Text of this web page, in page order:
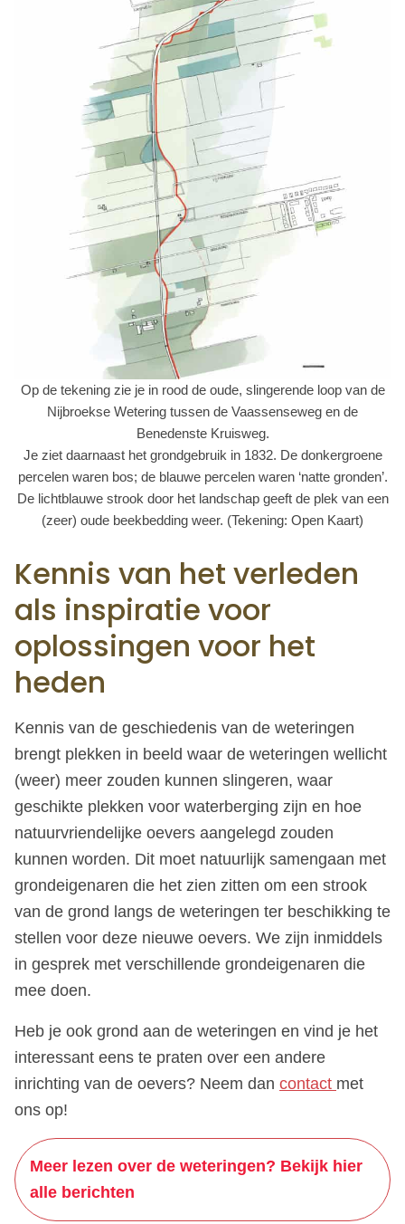
Op de tekening zie je in rood de oude, slingerende loop van de
Nijbroekse Wetering tussen de Vaassenseweg en de
Benedenste Kruisweg.
Je ziet daarnaast het grondgebruik in 1832. De donkergroene
percelen waren bos; de blauwe percelen waren ‘natte gronden’.
De lichtblauwe strook door het landschap geeft de plek van een
(zeer) oude beekbedding weer. (Tekening: Open Kaart)
Kennis van het verleden
als inspiratie voor
oplossingen voor het
heden
Kennis van de geschiedenis van de weteringen
brengt plekken in beeld waar de weteringen wellicht
(weer) meer zouden kunnen slingeren, waar
geschikte plekken voor waterberging zijn en hoe
natuurvriendelijke oevers aangelegd zouden
kunnen worden. Dit moet natuurlijk samengaan met
grondeigenaren die het zien zitten om een strook
van de grond langs de weteringen ter beschikking te
stellen voor deze nieuwe oevers. We zijn inmiddels
in gesprek met verschillende grondeigenaren die
mee doen.
Heb je ook grond aan de weteringen en vind je het
interessant eens te praten over een andere
inrichting van de oevers? Neem dan contact met
ons op!
Meer lezen over de weteringen? Bekijk hier
alle berichten